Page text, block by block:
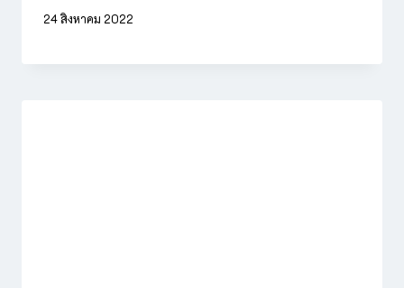
24 สิงหาคม 2022